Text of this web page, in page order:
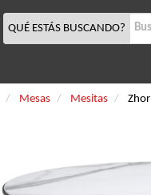
QUÉ ESTÁS BUSCANDO?
Mesas Mesitas Zhor